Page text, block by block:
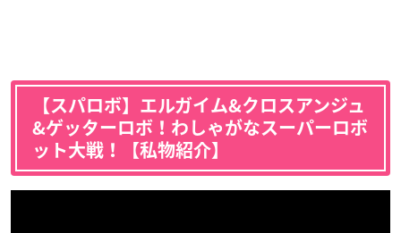
【スパロボ】エルガイム&クロスアンジュ
&ゲッターロボ！わしゃがなスーパーロボ
ット大戦！【私物紹介】